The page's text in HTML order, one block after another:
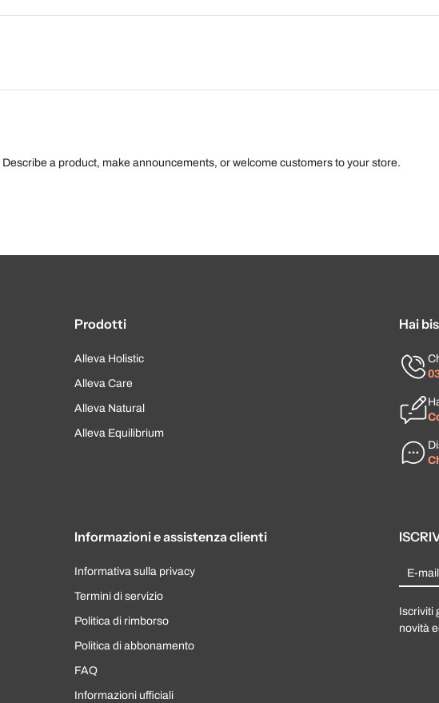
a product, make announcements, or welcome customers to your store.
Prodotti
Alleva Holistic
Alleva Care
Alleva Natural
Alleva Equilibrium
Hai
Informazioni e assistenza clienti
Informativa sulla privacy
Termini di servizio
Politica di rimborso
Politica di abbonamento
FAQ
Informazioni ufficiali
E-mail
Iscriviti
novità